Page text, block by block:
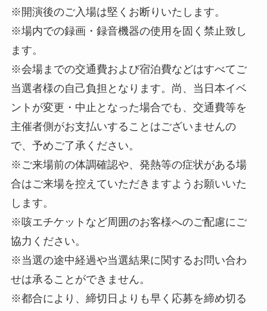
※開演後のご入場は堅くお断りいたします。
※場内での録画・録音機器の使用を固く禁止致し
ます。
※会場までの交通費および宿泊費などはすべてご
当選者様の自己負担となります。尚、当日本イベ
ントが変更・中止となった場合でも、交通費等を
主催者側がお支払いすることはございませんの
で、予めご了承ください。
※ご来場前の体調確認や、発熱等の症状がある場
合はご来場を控えていただきますようお願いいた
します。
※咳エチケットなど周囲のお客様へのご配慮にご
協力ください。
※当選の途中経過や当選結果に関するお問い合わ
せは承ることができません。
※都合により、締切日よりも早く応募を締め切る